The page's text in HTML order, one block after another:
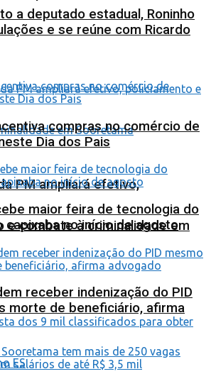
PM ampliará efetivo,
e combate à criminalidade em
a deputado estadual, Roninho
e se reúne com Ricardo
compras no comércio de
Dia dos Pais
maior feira de tecnologia do
capixaba no início de agosto
receber indenização do PID
morte de beneficiário, afirma